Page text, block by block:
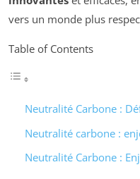
vers un monde plus
Table of Contents
Neutralité Carbone :
Neutralité carbone :
Neutralité Carbone :